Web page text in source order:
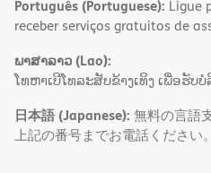
Português (Portuguese): Ligue
receber serviços gratuitos de
ພາສາລາວ (Lao):
ໂທຫາເບີໂທລະສັບຂ້າງເທິງ ເພື່ອຮັ
日本語 (Japanese): 無料の言語
上記の番号までお電話ください。